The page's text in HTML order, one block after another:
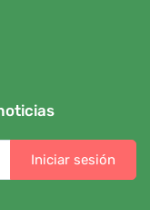
Iniciar sesión